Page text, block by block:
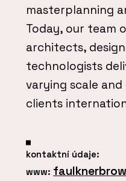
masterplanning
Today, our team
architects,
technologists
varying scale
clients
kontaktní údaje:
www: